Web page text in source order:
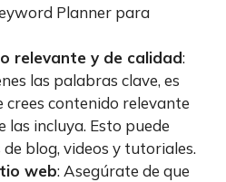
Planner para
relevante y de calidad:
las palabras clave, es
contenido relevante
las incluya. Esto puede
blog, videos y tutoriales.
web: Asegúrate de que